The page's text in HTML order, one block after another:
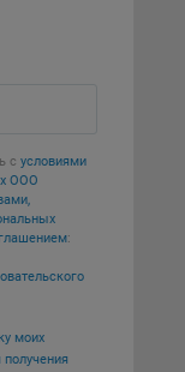
с условиями
ООО
:
моих